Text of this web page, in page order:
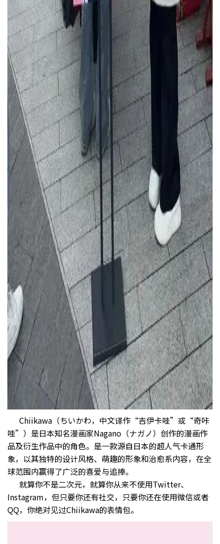
Chiikawa（ちいかわ，中文译作“吉伊卡哇”或“奇咔
哇”）是日本知名漫画家Nagano（ナガノ）创作的漫画作
品及衍生作品中的角色。是一款源自日本的超人气卡通形
象，以其独特的设计风格、萌趣的形象和治愈系内容，在全
球范围内赢得了广泛的喜爱与追捧。
就算你不是二次元，就算你从来不使用Twitter、
Instagram，但只要你还有社交，只要你还在使用微信或者
QQ，你绝对见过Chiikawa的表情包。